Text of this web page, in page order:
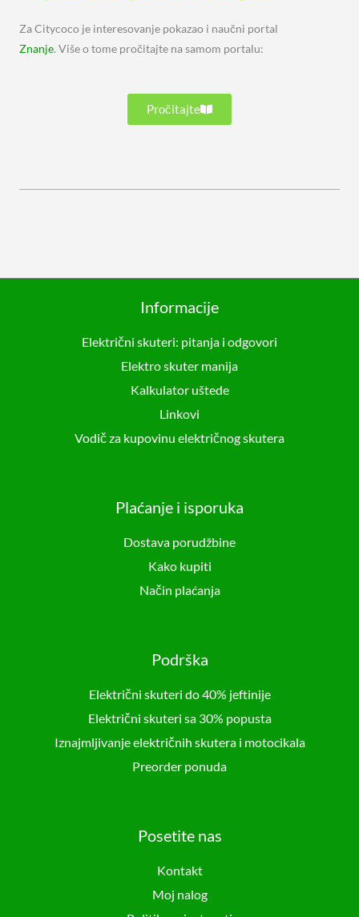
Za Citycoco je interesovanje pokazao i naučni portal
Znanje. Više o tome pročitajte na samom portalu:
Pročitajte
Informacije
Električni skuteri: pitanja i odgovori
Elektro skuter manija
Kalkulator uštede
Linkovi
Vodič za kupovinu električnog skutera
Plaćanje i isporuka
Dostava porudžbine
Kako kupiti
Način plaćanja
Podrška
Električni skuteri do 40% jeftinije
Električni skuteri sa 30% popusta
Iznajmljivanje električnih skutera i motocikala
Preorder ponuda
Posetite nas
Kontakt
Moj nalog